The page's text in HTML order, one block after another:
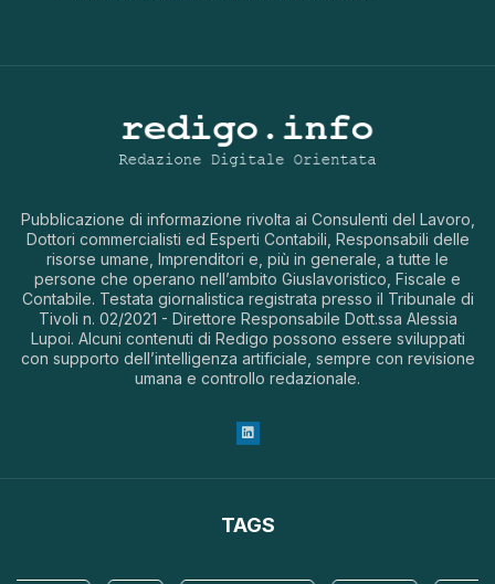
Pubblicazione di informazione rivolta ai Consulenti del Lavoro,
Dottori commercialisti ed Esperti Contabili, Responsabili delle
risorse umane, Imprenditori e, più in generale, a tutte le
persone che operano nell’ambito Giuslavoristico, Fiscale e
Contabile. Testata giornalistica registrata presso il Tribunale di
Tivoli n. 02/2021 - Direttore Responsabile Dott.ssa Alessia
Lupoi. Alcuni contenuti di Redigo possono essere sviluppati
con supporto dell’intelligenza artificiale, sempre con revisione
umana e controllo redazionale.
TAGS